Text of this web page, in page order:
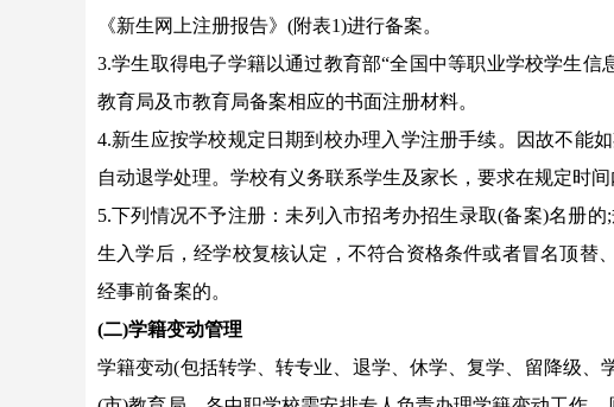
《新生网上注册报告》(附表1)进行备案。
3.学生取得电子学籍以通过教育部“全国中等职业学校学生
教育局及市教育局备案相应的书面注册材料。
4.新生应按学校规定日期到校办理入学注册手续。因故不能
自动退学处理。学校有义务联系学生及家长，要求在规定时间
5.下列情况不予注册：未列入市招考办招生录取(备案)名册
生入学后，经学校复核认定，不符合资格条件或者冒名顶替
经事前备案的。
(二)学籍变动管理
学籍变动(包括转学、转专业、退学、休学、复学、留降级